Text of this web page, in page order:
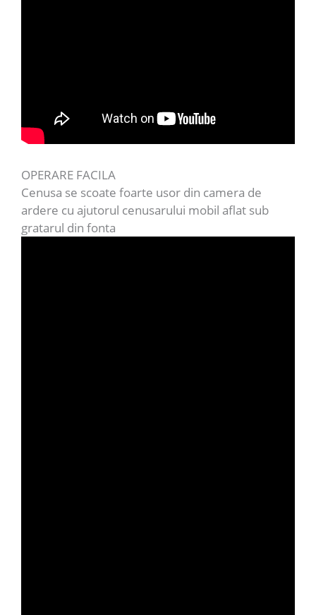
OPERARE FACILA
Cenusa se scoate foarte usor din camera de
ardere cu ajutorul cenusarului mobil aflat sub
gratarul din fonta